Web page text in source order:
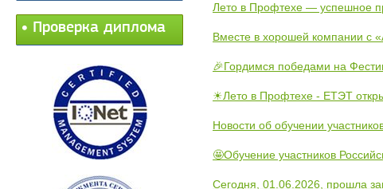
Проверка диплома
Лето в Профтехе — успешное
Вместе в хорошей компании с
🎉Гордимся победами на
☀Лето в Профтехе - ЕТЭТ
Новости об обучении
🤩Обучение участников
Сегодня, 01.06.2026, прошла